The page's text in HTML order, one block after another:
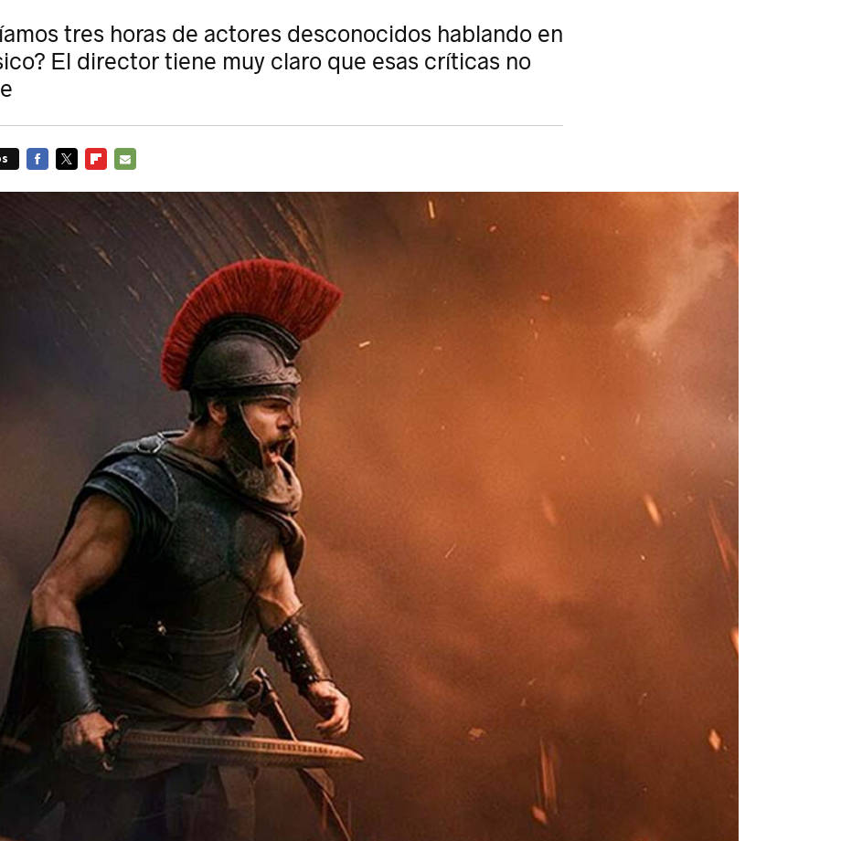
tres horas de actores desconocidos hablando en
El director tiene muy claro que esas críticas no
MAIL